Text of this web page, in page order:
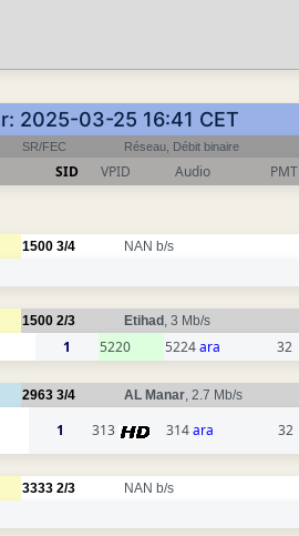
2025-03-25 16:41 CET
SR/FEC Réseau, Débit binaire
SID VPID Audio PMT
1500 3/4 NAN b/s
1500 2/3 Etihad , 3 Mb/s
1 5220 5224ara 32
2963 3/4 AL Manar, 2.7 Mb/s
1 313 314ara 32
3333 2/3 NAN b/s